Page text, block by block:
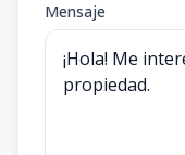
Mensaje